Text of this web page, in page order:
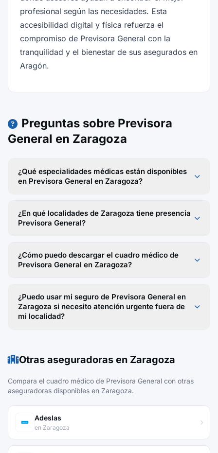
profesional según las necesidades. Esta
accesibilidad digital y física refuerza el
compromiso de Previsora General con la
tranquilidad y el bienestar de sus asegurados en
Aragón.
Preguntas sobre Previsora
General en Zaragoza
¿Qué especialidades médicas están disponibles
en Previsora General en Zaragoza?
¿En qué localidades de Zaragoza tiene presencia
Previsora General?
¿Cómo puedo descargar el cuadro médico de
Previsora General en Zaragoza?
¿Puedo usar mi seguro de Previsora General en
Zaragoza si necesito atención urgente fuera de
mi localidad?
Otras aseguradoras en Zaragoza
Compara el cuadro médico de Previsora General con otras
aseguradoras disponibles en Zaragoza.
Adeslas
en Zaragoza